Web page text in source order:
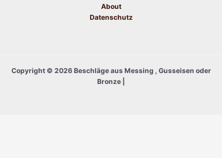
About
Datenschutz
Copyright © 2026 Beschläge aus Messing , Gusseisen oder
Bronze |